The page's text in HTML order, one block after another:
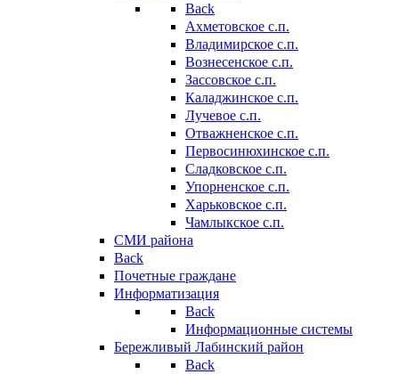
Back
Ахметовское с.п.
Владимирское с.п.
Вознесенское с.п.
Зассовское с.п.
Каладжинское с.п.
Лучевое с.п.
Отважненское с.п.
Первосинюхинское с.п.
Сладковское с.п.
Упорненское с.п.
Харьковское с.п.
Чамлыкское с.п.
СМИ района
Back
Почетные граждане
Информатизация
Back
Информационные системы
Бережливый Лабинский район
Back